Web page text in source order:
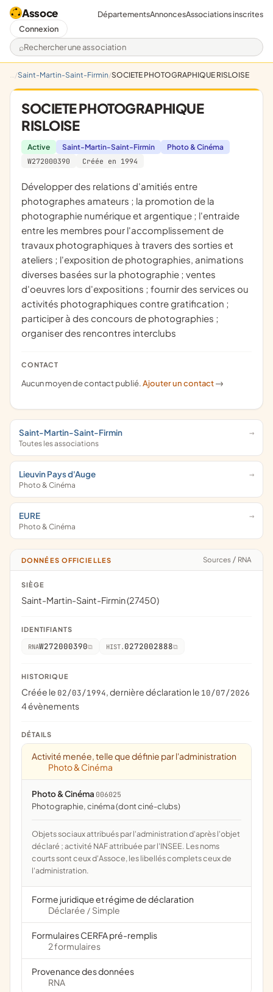
Assoce
Rechercher une association
DépartementsAnnoncesAssociations inscrites
Connexion
Saint-Martin-Saint-Firmin SOCIETE PHOTOGRAPHIQUE RISLOISE
SOCIETE PHOTOGRAPHIQUE
RISLOISE
Active Saint-Martin-Saint-Firmin
Photo & Cinéma
W272000390
Créée en 1994
développer des relations d'amitiés entre
photographes amateurs ; la promotion de la
photographie numérique et argentique ; l'entraide
entre les membres pour l'accomplissement de
travaux photographiques à travers des sorties et
ateliers ; l'exposition de photographies, animations
diverses basées sur la photographie ; ventes
d'oeuvres lors d'expositions ; fournir des services ou
activités photographiques contre gratification ;
participer à des concours de photographies ;
organiser des rencontres interclubs
CONTACT
Aucun moyen de contact publié.Ajouter un contact ->
Saint-Martin-Saint-Firmin
Toutes les associations
Lieuvin Pays d'Auge
Photo & Cinéma
EURE
Photo & Cinéma
DONNÉES OFFICIELLES Sources / RNA
SIÈGE
Saint-Martin-Saint-Firmin (27450)
IDENTIFIANTS
RNAW272000390 HIST. 0272002888
HISTORIQUE
Créée le 02/03/1994, dernière déclaration le 10/07/2026
4 évènements
DÉTAILS
Activité menée, telle que définie par l'administration
Photo & Cinéma
Photo & Cinéma 006025
photographie, cinéma (dont ciné-clubs)
Objets sociaux attribués par l'administration d'après l'objet
déclaré ; activité NAF attribuée par l'INSEE. Les noms
courts sont ceux d'Assoce, les libellés complets ceux de
l'administration.
Forme juridique et régime de déclaration
Déclarée / Simple
Formulaires CERFA pré-remplis
2 formulaires
Provenance des données
RNA